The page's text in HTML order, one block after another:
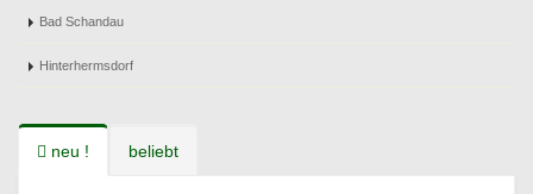
Bad Schandau
Hinterhermsdorf
neu ! beliebt